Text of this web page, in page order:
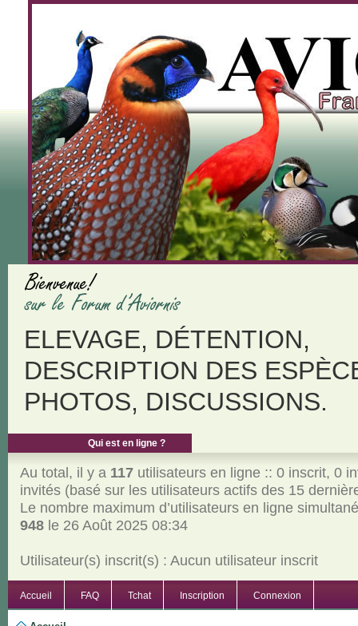
ELEVAGE, DÉTENTION,
DESCRIPTION DES
PHOTOS, DISCUSSIONS.
Qui est en ligne ?
Au total, il y a 117utilisateurs en ligne :: 0 inscrit, 0
invités (basé sur les utilisateurs actifs des 15
Le nombre maximum d’utilisateurs en ligne
948le 26 Août 2025 08:34
Utilisateur(s) inscrit(s) : Aucun utilisateur inscrit
Accueil FAQ Tchat Inscription Connexion